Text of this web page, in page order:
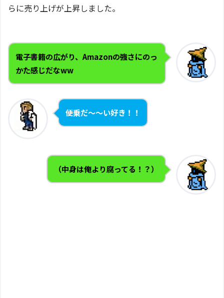
らに売り上げが上昇しました。
電子書籍の広がり、Amazonの強さにのっ
かた感じだなww
便乗だ〜〜い好き！！
（中身は俺より腐ってる！？）